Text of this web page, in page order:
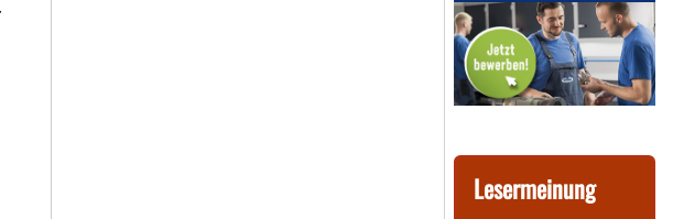
Lesermeinung